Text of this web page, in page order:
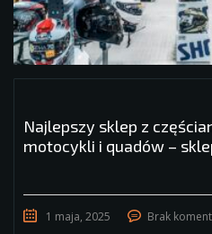
Najlepszy sklep z
motocykli i quadów –
1 maja, 2025 Brak